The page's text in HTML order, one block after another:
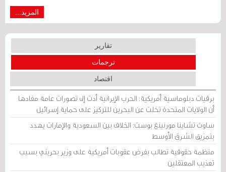
المزيد...
تقارير
ترجمات
اقتصاد
برقيات دبلوماسية أمريكية: الحرب الإيرانية أدت إلى تصورات عامة مفادها
أن الولايات المتحدة تخلت عن البحرين للتركيز على حماية إسرائيل
ساوث تشاينا مورنينغ بوست: الخلاف بين السعودية والإمارات يهدد
بتمزيق الشرق الأوسط
منظمة حقوقية تطالب بفرض عقوبات أمريكية على وزير بحريني بسبب
تعذيب المعتقلين